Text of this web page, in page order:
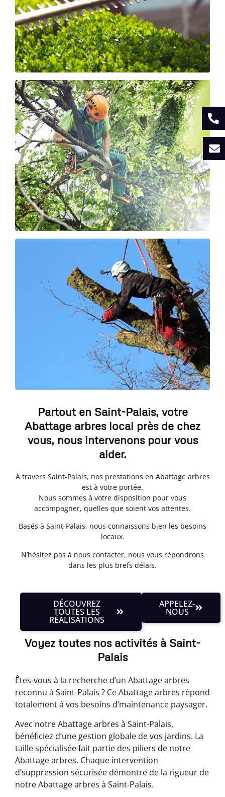
Partout en Saint-Palais, votre
Abattage arbres local près de chez
vous, nous intervenons pour vous
aider.
À travers Saint-Palais, nos prestations en Abattage arbres
est à votre portée.
Nous sommes à votre disposition pour vous
accompagner, quelles que soient vos attentes.
Basés à Saint-Palais, nous connaissons bien les besoins
locaux.
N’hésitez pas à nous contacter, nous vous répondrons
dans les plus brefs délais.
DÉCOUVREZ
TOUTES LES
RÉALISATIONS
APPELEZ-
NOUS
Voyez toutes nos activités à Saint-
Palais
Êtes-vous à la recherche d’un Abattage arbres
reconnu à Saint-Palais ? Ce Abattage arbres répond
totalement à vos besoins d’maintenance paysager.
Avec notre Abattage arbres à Saint-Palais,
bénéficiez d’une gestion globale de vos jardins. La
taille spécialisée fait partie des piliers de notre
Abattage arbres. Chaque intervention
d’suppression sécurisée démontre de la rigueur de
notre Abattage arbres à Saint-Palais.